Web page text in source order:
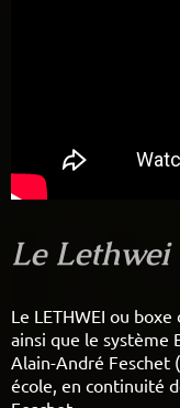
Le
Le LETHWEI ou
ainsi que le système
Alain-André Feschet (
école, en continuité